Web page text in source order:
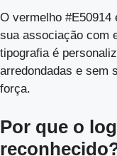
O vermelho
sua associação com
tipografia é
arredondadas e sem
força.
Por que o